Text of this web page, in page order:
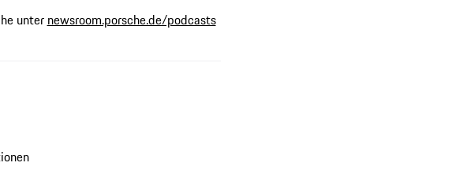
unter newsroom.porsche.de/podcasts